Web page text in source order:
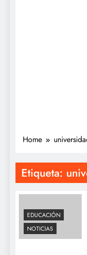
Home
Etiqueta:
EDUCACIÓN
NOTICIAS